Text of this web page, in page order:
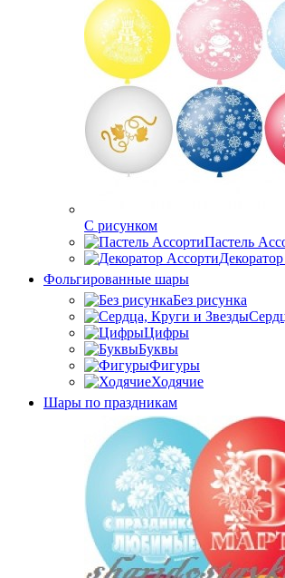
C рисунком
Пастель
Фольгированные шары
Без рисунка
Цифры
Буквы
Фигуры
Ходячие
Шары по праздникам